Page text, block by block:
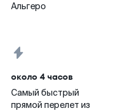
Альгеро
около 4 часов
Самый быстрый
прямой перелет из